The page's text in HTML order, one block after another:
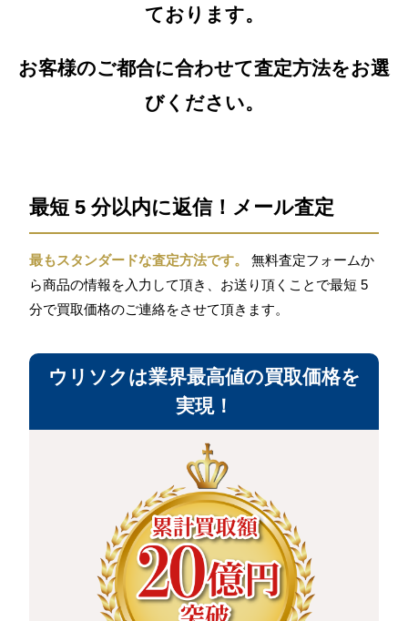
ております。
お客様のご都合に合わせて査定方法をお選
びください。
最短 5 分以内に返信！メール査定
最もスタンダードな査定方法です。
無料査定フォームか
ら商品の情報を入力して頂き、お送り頂くことで最短 5
分で買取価格のご連絡をさせて頂きます。
ウリソクは業界最高値の買取価格を
実現！